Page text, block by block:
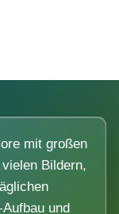
mit großen
Bildern,
und